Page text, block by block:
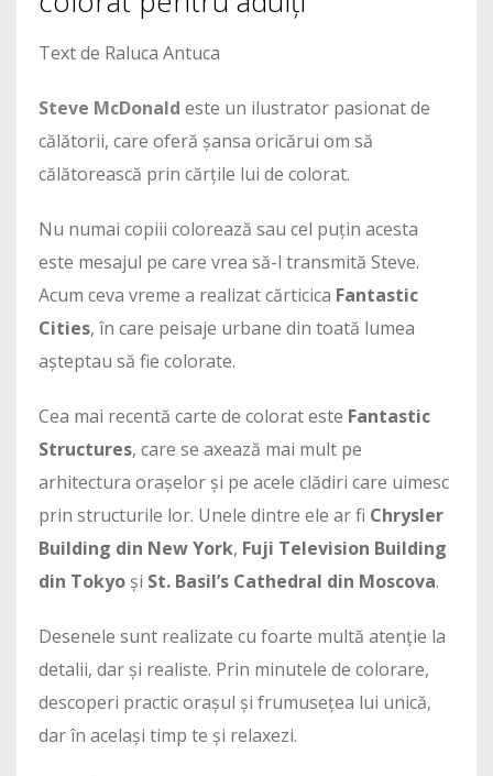
Text de Raluca Antuca
Steve McDonald este un ilustrator pasionat de
călătorii, care oferă șansa oricărui om să
călătorească prin cărțile lui de colorat.
Nu numai copiii colorează sau cel puțin acesta
este mesajul pe care vrea să-l transmită Steve.
Acum ceva vreme a realizat cărticica Fantastic
Cities, în care peisaje urbane din toată lumea
așteptau să fie colorate.
Cea mai recentă carte de colorat este Fantastic
Structures, care se axează mai mult pe
arhitectura orașelor și pe acele clădiri care uimesc
prin structurile lor. Unele dintre ele ar fi Chrysler
Building din New York, Fuji Television Building
din Tokyo și St. Basil’s Cathedral din Moscova.
Desenele sunt realizate cu foarte multă atenție la
detalii, dar și realiste. Prin minutele de colorare,
descoperi practic orașul și frumusețea lui unică,
dar în același timp te și relaxezi.